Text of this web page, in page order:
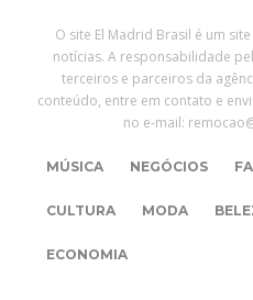
O site El Madrid Brasil é um
notícias. A responsabilidade
terceiros e parceiros da
conteúdo, entre em contato e
no e-mail:
MÚSICA NEGÓCIOS
CULTURA MODA
ECONOMIA